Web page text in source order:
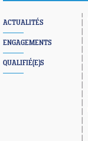
ACTUALITÉS
ENGAGEMENTS
QUALIFIÉ(E)S